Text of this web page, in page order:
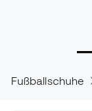
Fußballschuhe